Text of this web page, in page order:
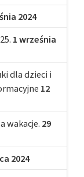
2024
1 września
dla dzieci i
12
wakacje. 29
2024